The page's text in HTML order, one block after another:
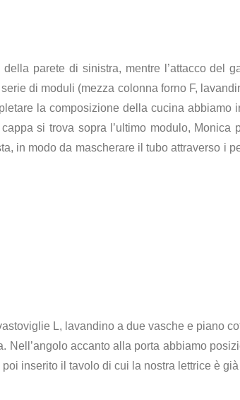
parete di sinistra, mentre l’attacco del
di moduli (mezza colonna forno F,
la composizione della cucina abbiamo
si trova sopra l’ultimo modulo, Monica
in modo da mascherare il tubo attraverso i
L, lavandino a due vasche e piano
accanto alla porta abbiamo
inserito il tavolo di cui la nostra lettrice è